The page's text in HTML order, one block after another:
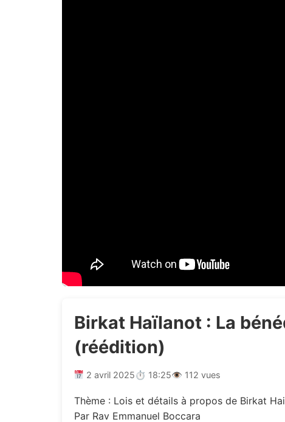
Birkat Haïlanot : La
(réédition)
2 avril 2025⏱ 18:25👁 112 vues
Thème : Lois et détails à propos de Birkat
Par Rav Emmanuel Boccara